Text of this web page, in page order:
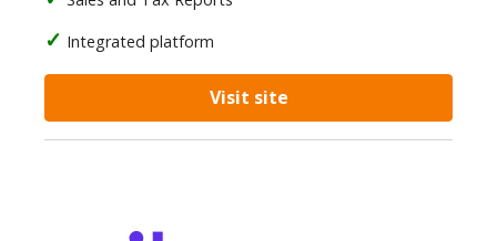
Integrated platform
Visit site